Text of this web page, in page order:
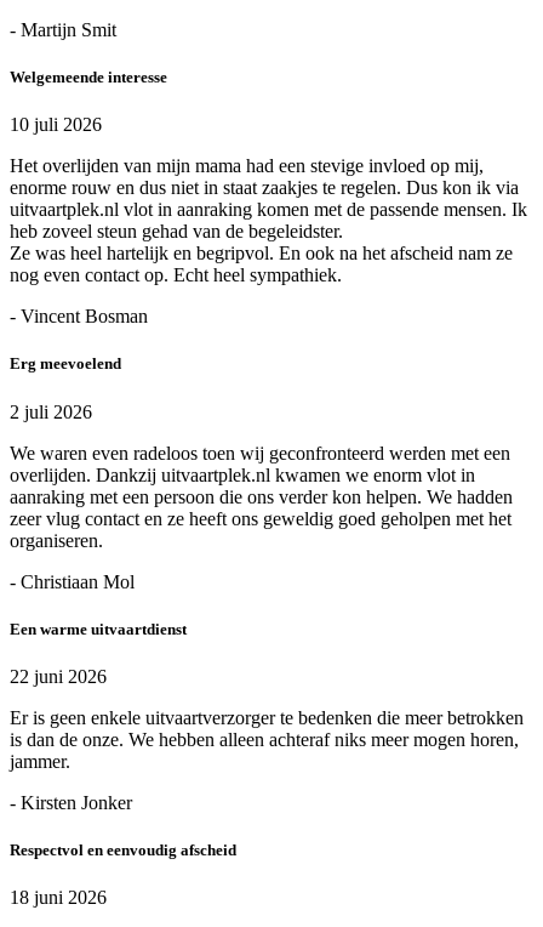
- Martijn Smit
Welgemeende interesse
10 juli 2026
Het overlijden van mijn mama had een stevige invloed op mij,
enorme rouw en dus niet in staat zaakjes te regelen. Dus kon ik via
uitvaartplek.nl vlot in aanraking komen met de passende mensen. Ik
heb zoveel steun gehad van de begeleidster.
Ze was heel hartelijk en begripvol. En ook na het afscheid nam ze
nog even contact op. Echt heel sympathiek.
- Vincent Bosman
Erg meevoelend
2 juli 2026
We waren even radeloos toen wij geconfronteerd werden met een
overlijden. Dankzij uitvaartplek.nl kwamen we enorm vlot in
aanraking met een persoon die ons verder kon helpen. We hadden
zeer vlug contact en ze heeft ons geweldig goed geholpen met het
organiseren.
- Christiaan Mol
Een warme uitvaartdienst
22 juni 2026
Er is geen enkele uitvaartverzorger te bedenken die meer betrokken
is dan de onze. We hebben alleen achteraf niks meer mogen horen,
jammer.
- Kirsten Jonker
Respectvol en eenvoudig afscheid
18 juni 2026